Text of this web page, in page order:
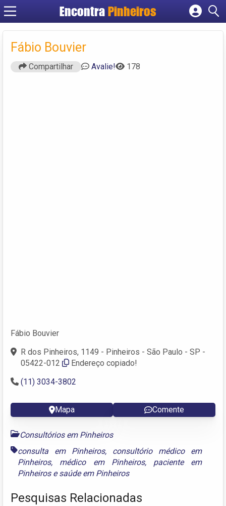
EncontraPinheiros
Cadastrar empresa
Fábio Bouvier
Compartilhar Avalie! 178
Fábio Bouvier
R dos Pinheiros, 1149 - Pinheiros - São Paulo - SP -
05422-012
Endereço copiado!
(11) 3034-3802
Mapa Comente
Consultórios em Pinheiros
consulta em Pinheiros, consultório médico em
Pinheiros, médico em Pinheiros, paciente em
Pinheirosesaúde em Pinheiros
Pesquisas Relacionadas